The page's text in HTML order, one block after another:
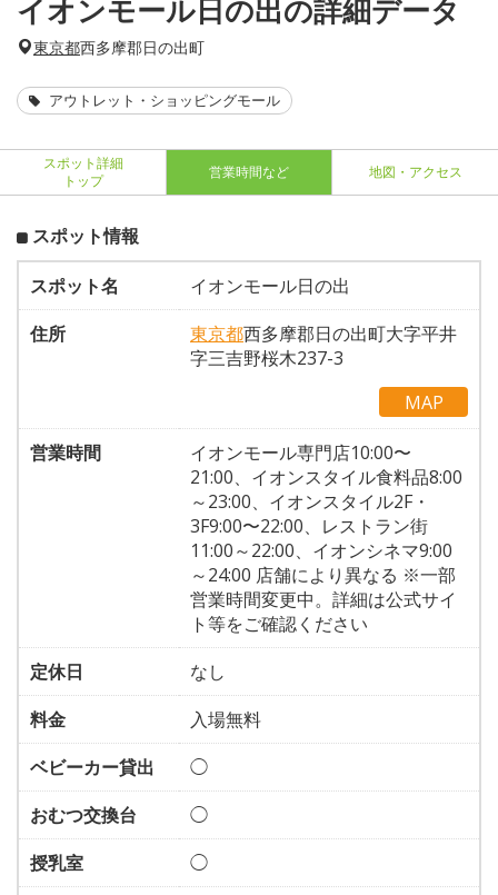
イオンモール日の出の詳細データ
東京都西多摩郡日の出町
アウトレット・ショッピングモール
スポット詳細
トップ
営業時間など 地図・アクセス
スポット情報
スポット名
イオンモール日の出
住所
東京都西多摩郡日の出町大字平井
字三吉野桜木237-3
MAP
営業時間
イオンモール専門店10:00〜
21:00、イオンスタイル食料品8:00
～23:00、イオンスタイル2F・
3F9:00〜22:00、レストラン街
11:00～22:00、イオンシネマ9:00
～24:00 店舗により異なる ※一部
営業時間変更中。詳細は公式サイ
ト等をご確認ください
定休日
なし
料金
入場無料
ベビーカー貸出
◯
おむつ交換台
◯
授乳室
◯